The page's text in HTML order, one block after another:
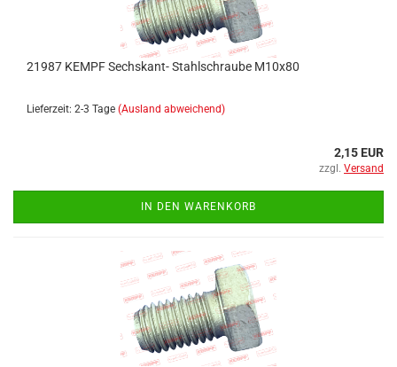
21987 KEMPF Sechskant- Stahlschraube M10x80
Lieferzeit: 2-3 Tage (Ausland abweichend)
2,15 EUR
zzgl. Versand
IN DEN WARENKORB